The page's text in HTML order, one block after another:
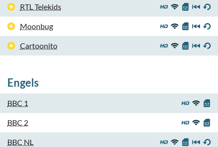
RTL Telekids
Moonbug
Cartoonito
Engels
BBC 1
BBC 2
BBC NL